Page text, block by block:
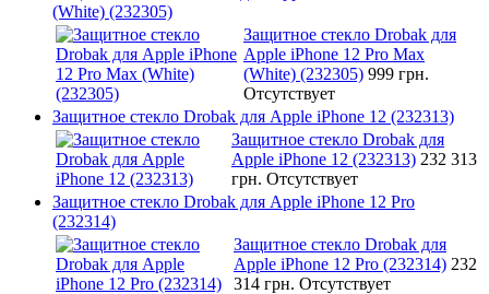
(White) (232305)
Защитное стекло Drobak для
Apple iPhone 12 Pro Max
(White) (232305) 999 грн.
Отсутствует
Защитное стекло Drobak для Apple iPhone 12 (232313)
Защитное стекло Drobak для
Apple iPhone 12 (232313) 232 313
грн. Отсутствует
Защитное стекло Drobak для Apple iPhone 12 Pro
(232314)
Защитное стекло Drobak для
Apple iPhone 12 Pro (232314) 232
314 грн. Отсутствует